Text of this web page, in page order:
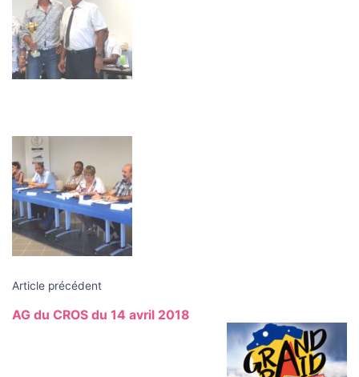
Navigation
des
articles
Article précédent
AG du CROS du 14 avril 2018